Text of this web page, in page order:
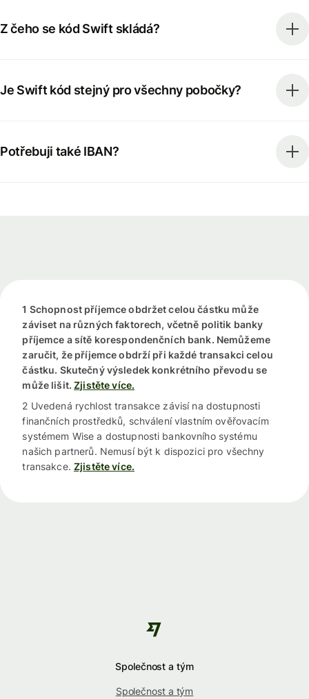
Z čeho se kód Swift skládá?
Je Swift kód stejný pro všechny pobočky?
Potřebuji také IBAN?
1 Schopnost příjemce obdržet celou částku může
záviset na různých faktorech, včetně politik banky
příjemce a sítě korespondenčních bank. Nemůžeme
zaručit, že příjemce obdrží při každé transakci celou
částku. Skutečný výsledek konkrétního převodu se
může lišit. Zjistěte více.
2 Uvedená rychlost transakce závisí na dostupnosti
finančních prostředků, schválení vlastním ověřovacím
systémem Wise a dostupnosti bankovního systému
našich partnerů. Nemusí být k dispozici pro všechny
transakce. Zjistěte více.
Společnost a tým
Společnost a tým